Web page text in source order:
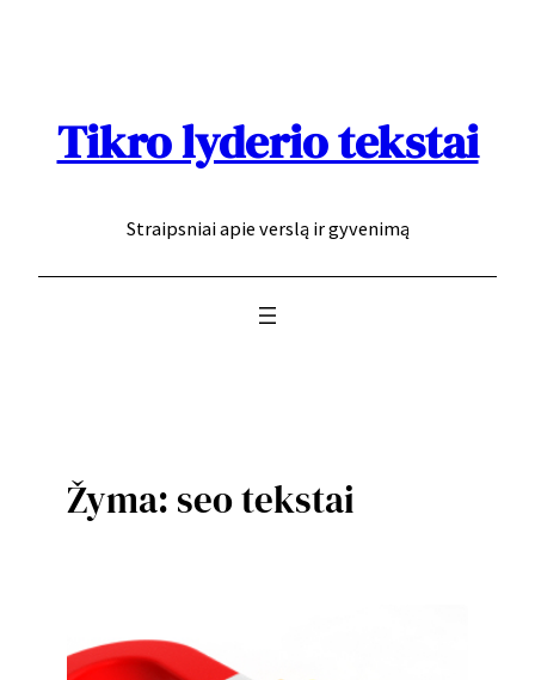
Tikro lyderio tekstai
Straipsniai apie verslą ir gyvenimą
Žyma: seo tekstai